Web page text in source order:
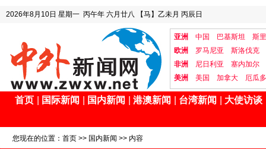
2026年8月10日 星期一 丙午年 六月廿八 【马】乙未月 丙辰日
亚洲 中国 巴基斯坦
斯
欧洲
罗马尼亚
斯洛伐克
非洲
尼日利亚
塞内加尔
美洲
美国 加拿大 厄瓜
首页 国际新闻 国内新闻 港澳新闻 台湾新闻 大使访谈
您现在的位置： 首页 >> 国内新闻 >> 内容